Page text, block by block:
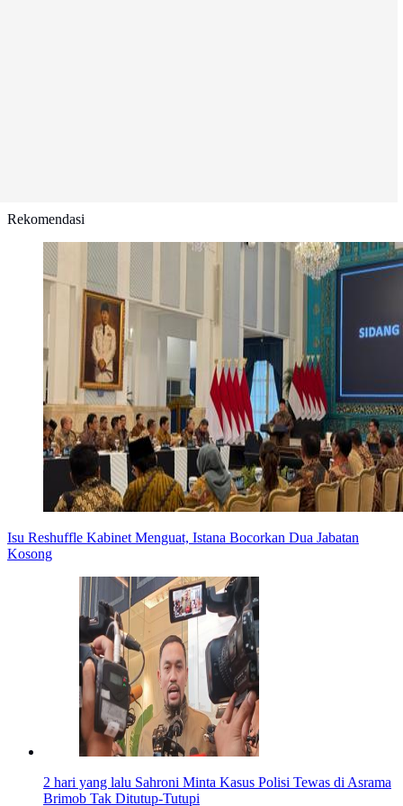
Rekomendasi
Isu Reshuffle Kabinet Menguat, Istana Bocorkan Dua Jabatan
Kosong
2 hari yang lalu Sahroni Minta Kasus Polisi Tewas di Asrama
Brimob Tak Ditutup-Tutupi